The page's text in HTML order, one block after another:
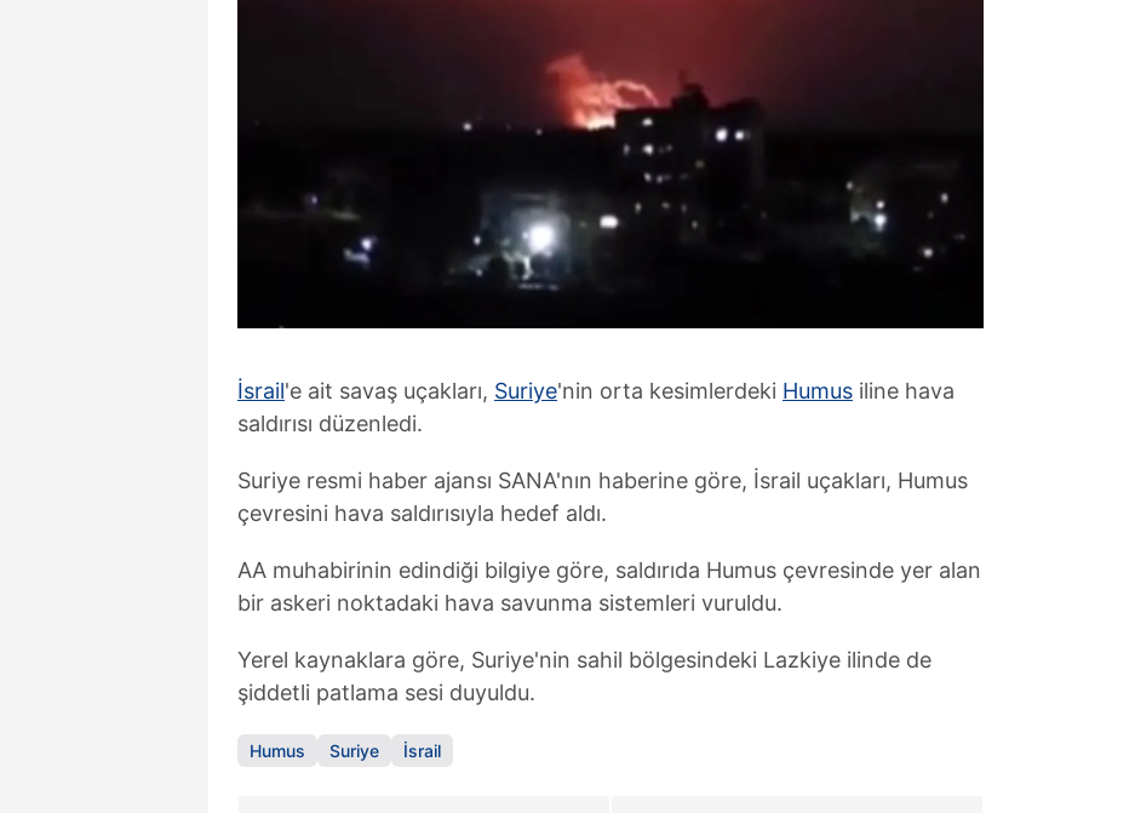
İsrail'e ait savaş uçakları, Suriye'nin orta kesimlerdeki Humus iline hava
saldırısı düzenledi.
Suriye resmi haber ajansı SANA'nın haberine göre, İsrail uçakları, Humus
çevresini hava saldırısıyla hedef aldı.
AA muhabirinin edindiği bilgiye göre, saldırıda Humus çevresinde yer alan
bir askeri noktadaki hava savunma sistemleri vuruldu.
Yerel kaynaklara göre, Suriye'nin sahil bölgesindeki Lazkiye ilinde de
şiddetli patlama sesi duyuldu.
Humus Suriye İsrail